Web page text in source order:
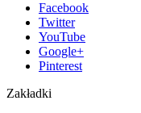
Facebook
Twitter
YouTube
Google+
Pinterest
Zakładki